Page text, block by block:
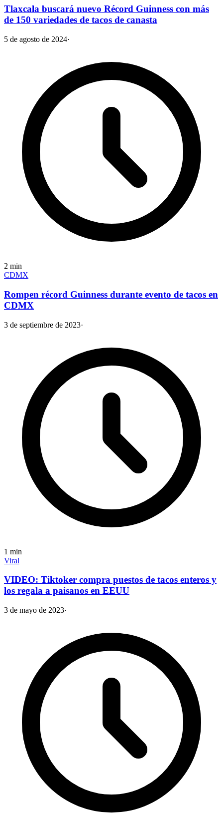
Tlaxcala buscará nuevo Récord Guinness con más
de 150 variedades de tacos de canasta
5 de agosto de 2024·
2 min
CDMX
Rompen récord Guinness durante evento de tacos en
CDMX
3 de septiembre de 2023·
1 min
Viral
VIDEO: Tiktoker compra puestos de tacos enteros y
los regala a paisanos en EEUU
3 de mayo de 2023·